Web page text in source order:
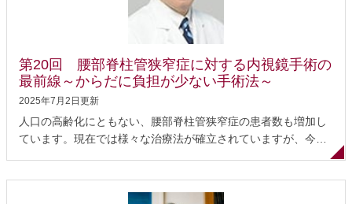
第20回 腰部脊柱管狭窄症に対する内視鏡手術の
最前線～からだに負担が少ない手術法～
2025年7月2日更新
人口の高齢化にともない、腰部脊柱管狭窄症の患者数も増加し
ています。現在では様々な治療法が確立されていますが、今回
うかがいます。江幡先生は日本整形外科学会 内視鏡手術技術認